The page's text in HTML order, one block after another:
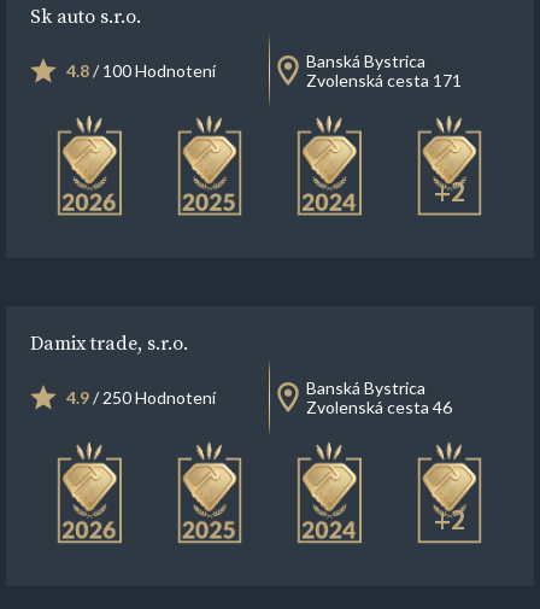
Sk auto s.r.o.
4.8/ 100 Hodnotení
Banská Bystrica
Zvolenská cesta 171
+2
Damix trade, s.r.o.
4.9/ 250 Hodnotení
Banská Bystrica
Zvolenská cesta 46
+2